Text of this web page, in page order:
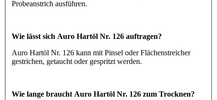
Probeanstrich ausführen.
Wie lässt sich Auro Hartöl Nr. 126 auftragen?
Auro Hartöl Nr. 126 kann mit Pinsel oder Flächenstreicher
gestrichen, getaucht oder gespritzt werden.
Wie lange braucht Auro Hartöl Nr. 126 zum Trocknen?